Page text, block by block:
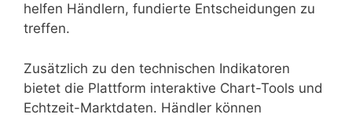
helfen Händlern, fundierte Entscheidungen zu
treffen.
Zusätzlich zu den technischen Indikatoren
bietet die Plattform interaktive Chart-Tools und
Echtzeit-Marktdaten. Händler können